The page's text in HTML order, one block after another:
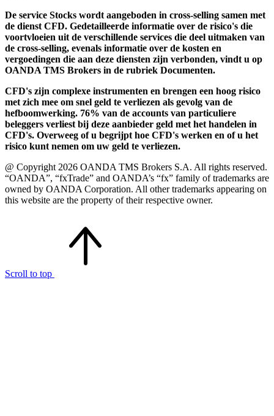
De service Stocks wordt aangeboden in cross-selling samen met
de dienst CFD. Gedetailleerde informatie over de risico's die
voortvloeien uit de verschillende services die deel uitmaken van
de cross-selling, evenals informatie over de kosten en
vergoedingen die aan deze diensten zijn verbonden, vindt u op
OANDA TMS Brokers in de rubriek Documenten.
CFD's zijn complexe instrumenten en brengen een hoog risico
met zich mee om snel geld te verliezen als gevolg van de
hefboomwerking. 76% van de accounts van particuliere
beleggers verliest bij deze aanbieder geld met het handelen in
CFD's. Overweeg of u begrijpt hoe CFD's werken en of u het
risico kunt nemen om uw geld te verliezen.
@ Copyright 2026 OANDA TMS Brokers S.A. All rights reserved.
“OANDA”, “fxTrade” and OANDA’s “fx” family of trademarks are
owned by OANDA Corporation. All other trademarks appearing on
this website are the property of their respective owner.
Scroll to top